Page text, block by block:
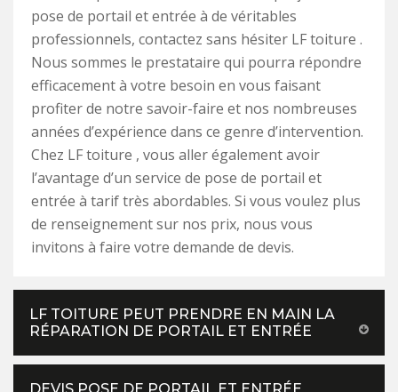
pose de portail et entrée à de véritables
professionnels, contactez sans hésiter LF toiture .
Nous sommes le prestataire qui pourra répondre
efficacement à votre besoin en vous faisant
profiter de notre savoir-faire et nos nombreuses
années d’expérience dans ce genre d’intervention.
Chez LF toiture , vous aller également avoir
l’avantage d’un service de pose de portail et
entrée à tarif très abordables. Si vous voulez plus
de renseignement sur nos prix, nous vous
invitons à faire votre demande de devis.
LF TOITURE PEUT PRENDRE EN MAIN LA
RÉPARATION DE PORTAIL ET ENTRÉE